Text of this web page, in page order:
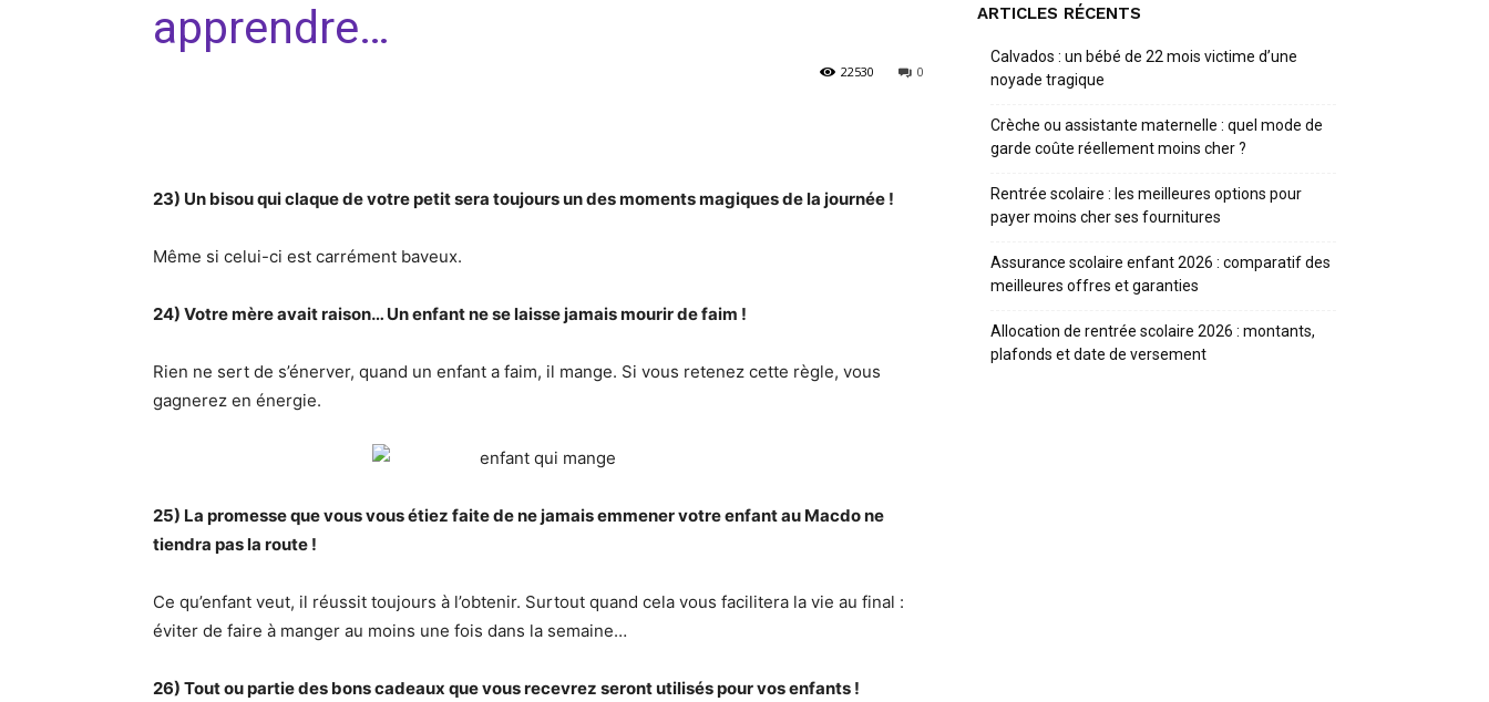
apprendre…
0
22530
23) Un bisou qui claque de votre petit sera toujours un des moments magiques de la journée !
Même si celui-ci est carrément baveux.
24) Votre mère avait raison… Un enfant ne se laisse jamais mourir de faim !
Rien ne sert de s’énerver, quand un enfant a faim, il mange. Si vous retenez cette règle, vous
gagnerez en énergie.
25) La promesse que vous vous étiez faite de ne jamais emmener votre enfant au Macdo ne
tiendra pas la route !
Ce qu’enfant veut, il réussit toujours à l’obtenir. Surtout quand cela vous facilitera la vie au final :
éviter de faire à manger au moins une fois dans la semaine…
26) Tout ou partie des bons cadeaux que vous recevrez seront utilisés pour vos enfants !
ARTICLES RÉCENTS
Calvados : un bébé de 22 mois victime d’une
noyade tragique
Crèche ou assistante maternelle : quel mode de
garde coûte réellement moins cher ?
Rentrée scolaire : les meilleures options pour
payer moins cher ses fournitures
Assurance scolaire enfant 2026 : comparatif des
meilleures offres et garanties
Allocation de rentrée scolaire 2026 : montants,
plafonds et date de versement